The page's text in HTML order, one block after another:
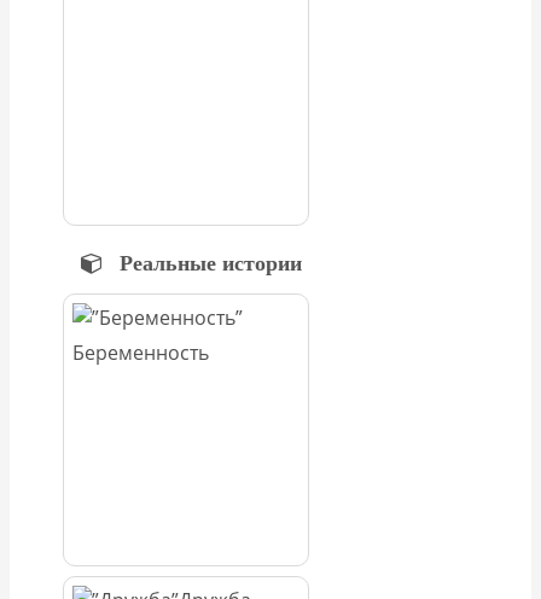
Реальные истории
Беременность